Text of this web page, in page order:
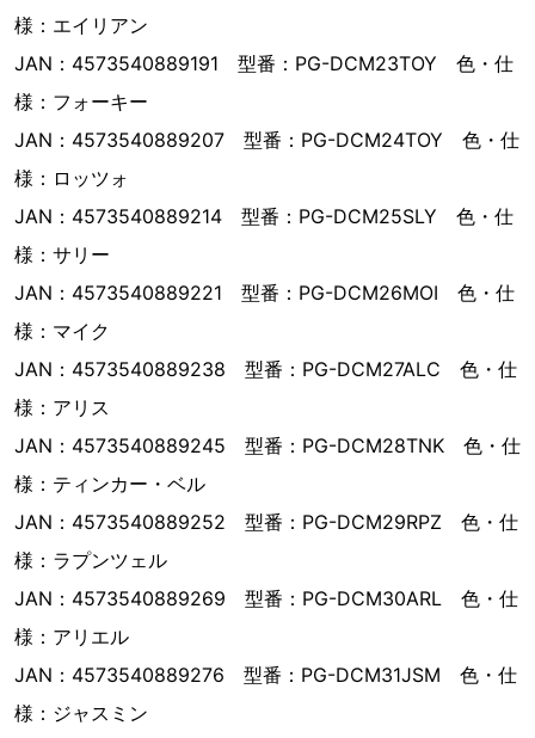
様：エイリアン
JAN：4573540889191 型番：PG-DCM23TOY 色・仕
様：フォーキー
JAN：4573540889207 型番：PG-DCM24TOY 色・仕
様：ロッツォ
JAN：4573540889214 型番：PG-DCM25SLY 色・仕
様：サリー
JAN：4573540889221 型番：PG-DCM26MOI 色・仕
様：マイク
JAN：4573540889238 型番：PG-DCM27ALC 色・仕
様：アリス
JAN：4573540889245 型番：PG-DCM28TNK 色・仕
様：ティンカー・ベル
JAN：4573540889252 型番：PG-DCM29RPZ 色・仕
様：ラプンツェル
JAN：4573540889269 型番：PG-DCM30ARL 色・仕
様：アリエル
JAN：4573540889276 型番：PG-DCM31JSM 色・仕
様：ジャスミン